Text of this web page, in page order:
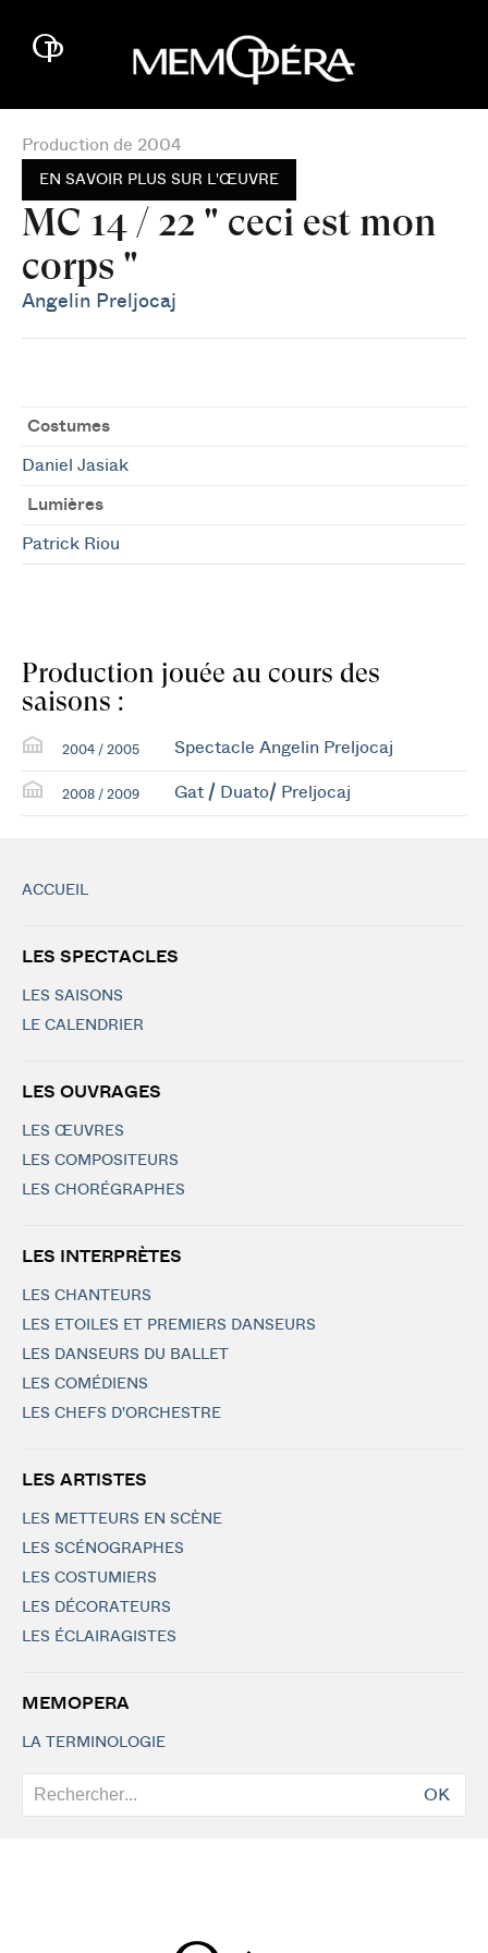
Production de 2004
EN SAVOIR PLUS SUR L'ŒUVRE
MC 14 / 22 " ceci est mon
corps "
Angelin Preljocaj
Costumes
Daniel Jasiak
Lumières
Patrick Riou
Production jouée au cours des
saisons :
2004 / 2005 Spectacle Angelin Preljocaj
2008 / 2009 Gat / Duato/ Preljocaj
ACCUEIL
LES SPECTACLES
LES SAISONS
LE CALENDRIER
LES OUVRAGES
LES ŒUVRES
LES COMPOSITEURS
LES CHORÉGRAPHES
LES INTERPRÈTES
LES CHANTEURS
LES ETOILES ET PREMIERS DANSEURS
LES DANSEURS DU BALLET
LES COMÉDIENS
LES CHEFS D'ORCHESTRE
LES ARTISTES
LES METTEURS EN SCÈNE
LES SCÉNOGRAPHES
LES COSTUMIERS
LES DÉCORATEURS
LES ÉCLAIRAGISTES
MEMOPERA
LA TERMINOLOGIE
OK